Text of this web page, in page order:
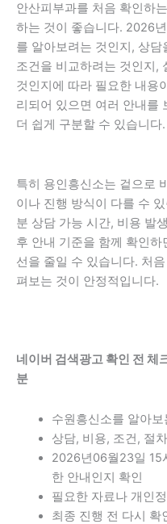
안산피부과를 처음 확인하
하는 것이 좋습니다. 2026
를 알아보려는 것인지, 상
조건을 비교하려는 것인지,
것인지에 따라 필요한 내용
리되어 있으면 여러 안내를
더 쉽게 구분할 수 있습니다.
특히 용인흥신소는 겉으로
이나 진행 방식이 다를 수
분 상담 가능 시간, 비용 발
후 안내 기준을 함께 확인
선을 줄일 수 있습니다. 처
펴보는 것이 안정적입니다.
네이버 검색광고 확인 전
분
수원흥신소를 알아
상담, 비용, 조건, 절
2026년06월23일 15
한 안내인지 확인
필요한 자료나 개인
최종 진행 전 다시 확